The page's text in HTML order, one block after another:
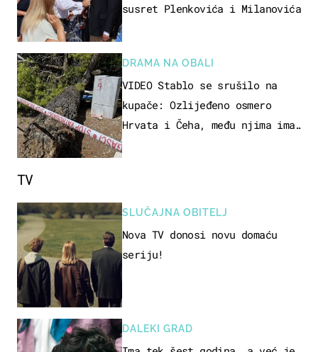
susret Plenkovića i Milanovića
DRAMA NA OBALI
VIDEO Stablo se srušilo na
kupače: Ozlijeđeno osmero
Hrvata i Čeha, među njima ima
TV
SLUČAJNA OBITELJ
Nova TV donosi novu domaću
seriju!
DALEKI GRAD